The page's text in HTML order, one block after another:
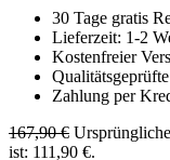
30 Tage gratis
Lieferzeit: 1-2
Kostenfreier
Zahlung per
167,90€
ist: 111,90 €.